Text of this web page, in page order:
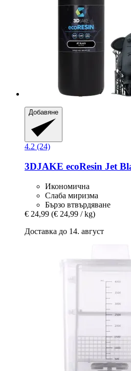
Добавяне
4.2 (24)
3DJAKE ecoResin Jet
Икономична
Слаба миризма
Бързо втвърдяване
€ 24,99 (€ 24,99 / kg)
Доставка до 14. август